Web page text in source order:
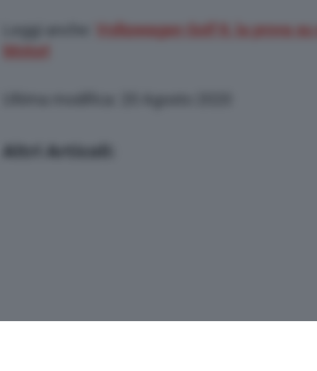
Volkswagen Golf 8, la prova su
Altri Articoli: